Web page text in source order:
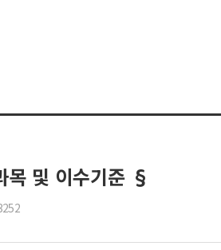
목 및 이수기준 §